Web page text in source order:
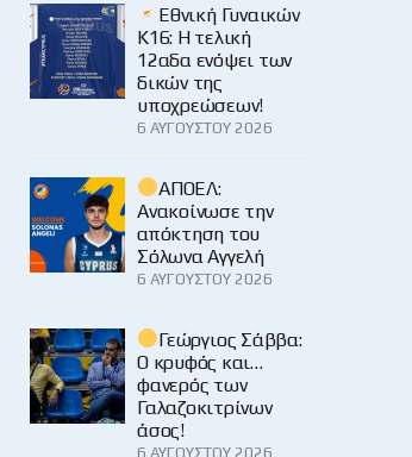
Εθνική Γυναικών
Κ16: Η τελική
12αδα ενόψει των
δικών της
υποχρεώσεων!
6 ΑΥΓΟΎΣΤΟΥ 2026
ΑΠΟΕΛ:
Ανακοίνωσε την
απόκτηση του
Σόλωνα Αγγελή
6 ΑΥΓΟΎΣΤΟΥ 2026
Γεώργιος Σάββα:
Ο κρυφός και…
φανερός των
Γαλαζοκιτρίνων
άσος!
6 ΑΥΓΟΎΣΤΟΥ 2026